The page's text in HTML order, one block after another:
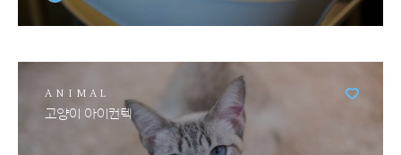
ANIMAL
고양이 아이컨텍